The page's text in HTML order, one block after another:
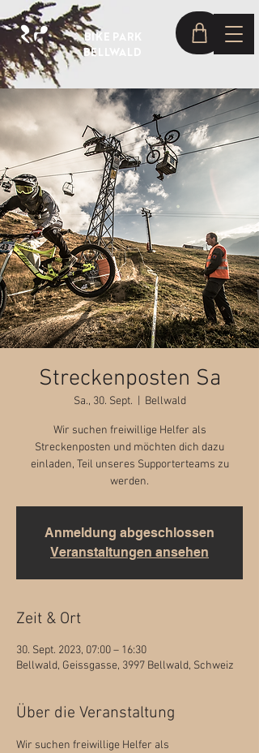
BIKE PARK
BELLWALD
Streckenposten Sa
Sa., 30. Sept. Bellwald
Wir suchen freiwillige Helfer als
Streckenposten und möchten dich dazu
einladen, Teil unseres Supporterteams zu
werden.
Anmeldung abgeschlossen
Veranstaltungen ansehen
Zeit & Ort
30. Sept. 2023, 07:00 – 16:30
Bellwald, Geissgasse, 3997 Bellwald, Schweiz
Über die Veranstaltung
Wir suchen freiwillige Helfer als